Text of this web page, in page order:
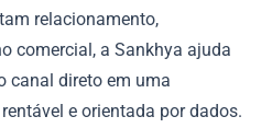
relacionamento,
comercial, a Sankhya ajuda
canal direto em uma
e orientada por dados.